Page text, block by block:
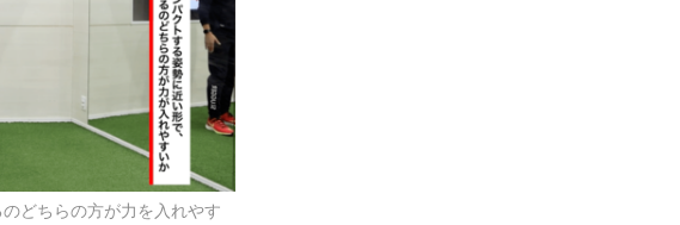
どちらの方が力を入れやす